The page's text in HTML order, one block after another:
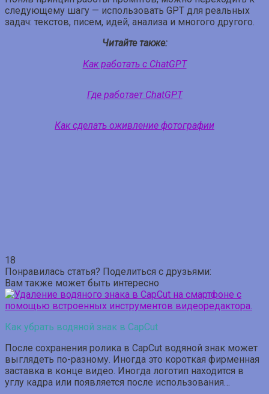
следующему шагу — использовать GPT для реальных
задач: текстов, писем, идей, анализа и многого другого.
Читайте также:
Как работать с ChatGPT
Где работает ChatGPT
Как сделать оживление фотографии
18
Понравилась статья? Поделиться с друзьями:
Вам также может быть интересно
Как убрать водяной знак в CapCut
После сохранения ролика в CapCut водяной знак может
выглядеть по-разному. Иногда это короткая фирменная
заставка в конце видео. Иногда логотип находится в
углу кадра или появляется после использования…